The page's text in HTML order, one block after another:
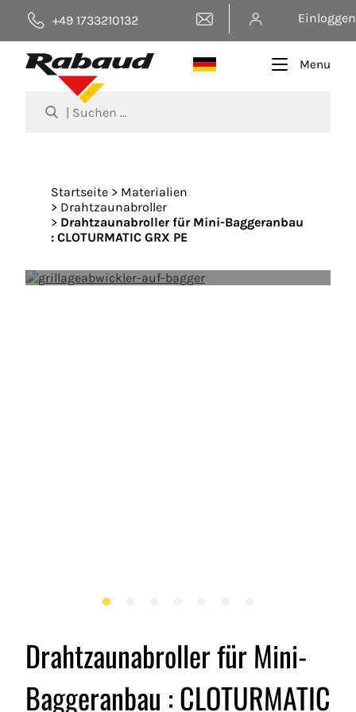
+49 1733210132
Einloggen
Menu
Startseite
Materialien
Drahtzaunabroller
Drahtzaunabroller für Mini-Baggeranbau
: CLOTURMATIC GRX PE
Abroller von drahtzäunen für baggeranbau :
Drahtzaunabroller für Mini-
Baggeranbau : CLOTURMATIC